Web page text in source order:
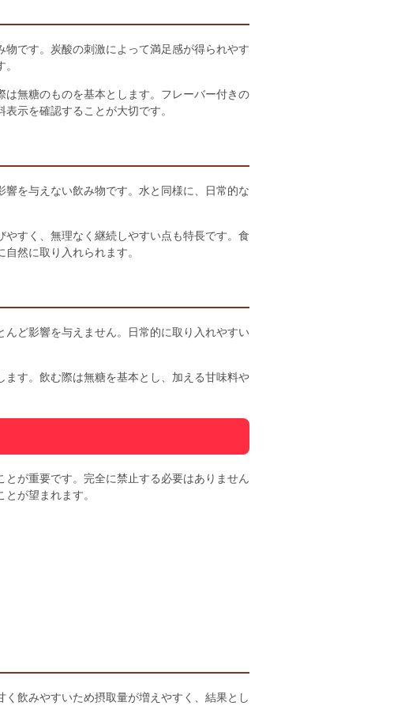
です。炭酸の刺激によって満足感が得られやす
無糖のものを基本とします。フレーバー付きの
示を確認することが大切です。
を与えない飲み物です。水と同様に、日常的な
すく、無理なく継続しやすい点も特長です。食
然に取り入れられます。
ど影響を与えません。日常的に取り入れやすい
す。飲む際は無糖を基本とし、加える甘味料や
が重要です。完全に禁止する必要はありません
が望まれます。
飲みやすいため摂取量が増えやすく、結果とし